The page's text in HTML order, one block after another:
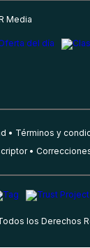
Media
Términos y
los Derechos